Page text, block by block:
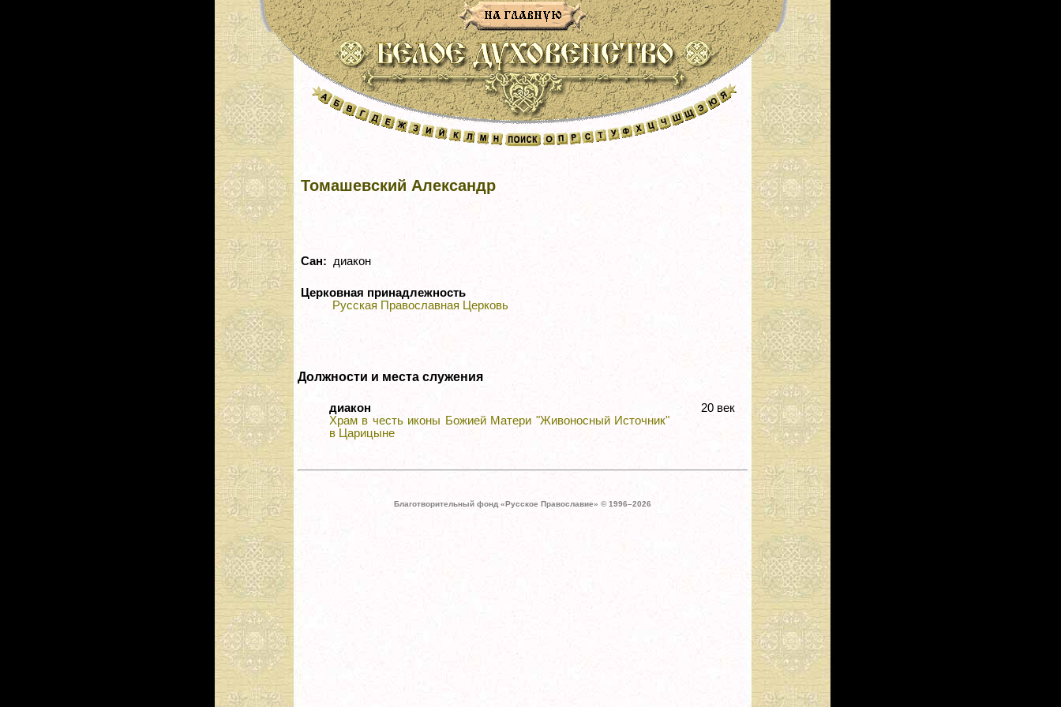
Томашевский Александр
Сан: диакон
Церковная принадлежность
Русская Православная Церковь
Должности и места служения
диакон
Храм в честь иконы Божией Матери "Живоносный Источник"
в Царицыне
20 век
Благотворительный фонд «Русское Православие» © 1996–2026